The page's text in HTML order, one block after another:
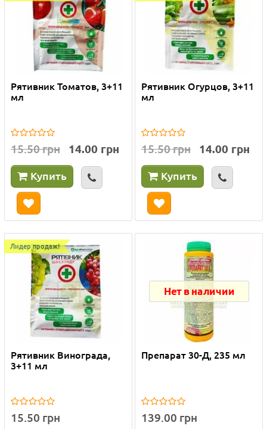
Рятивник Томатов, 3+11
мл
15.50 грн 14.00 грн
Купить
Рятивник Огурцов, 3+11
мл
15.50 грн 14.00 грн
Купить
Лидер продаж!
Рятивник Винограда,
3+11 мл
15.50 грн
Нет в наличии
Препарат 30-Д, 235 мл
139.00 грн